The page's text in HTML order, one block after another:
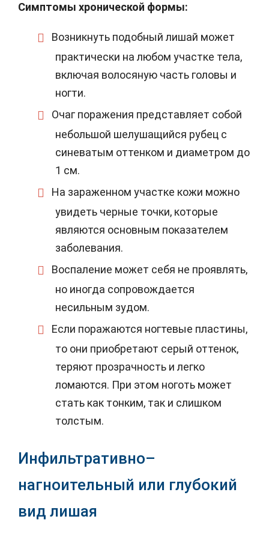
Симптомы хронической формы:
Возникнуть подобный лишай может
практически на любом участке тела,
включая волосяную часть головы и
ногти.
Очаг поражения представляет собой
небольшой шелушащийся рубец с
синеватым оттенком и диаметром до
1 см.
На зараженном участке кожи можно
увидеть черные точки, которые
являются основным показателем
заболевания.
Воспаление может себя не проявлять,
но иногда сопровождается
несильным зудом.
Если поражаются ногтевые пластины,
то они приобретают серый оттенок,
теряют прозрачность и легко
ломаются. При этом ноготь может
стать как тонким, так и слишком
толстым.
Инфильтративно–
нагноительный или глубокий
вид лишая